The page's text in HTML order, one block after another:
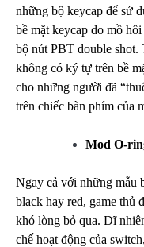
những bộ keycap để sử
bề mặt keycap do mồ
bộ nút PBT double shot.
không có ký tự trên bề
cho những người đã
trên chiếc bàn phím của
Mod O-
Ngay cả với những mẫu
black hay red, game thủ
khó lòng bỏ qua. Dĩ
chế hoạt động của